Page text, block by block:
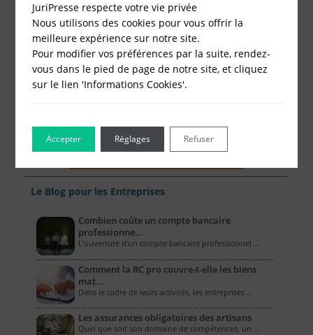
Le Blog pour les Entreprises
Combien coûte un compte bancaire
professionne…
L’ouverture d’un compte bancaire professionnel …
Comment la RC pro couvre-t-elle les biens
mat…
Dans le cadre de leurs activités, les entreprises …
Les assurances obligatoires des artisans
Quel que soit son domaine de compétences, un …
JuriPresse respecte votre vie privée
Nous utilisons des cookies pour vous offrir la
meilleure expérience sur notre site.
Pour modifier vos préférences par la suite, rendez-
vous dans le pied de page de notre site, et cliquez
sur le lien 'Informations Cookies'.
Accepter Refuser
Réglages